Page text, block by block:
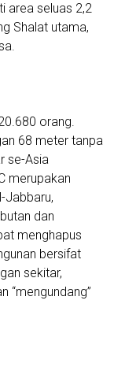
area seluas 2,2
Shalat utama,
orang.
68 meter tanpa
se-Asia
merupakan
Jabbaru,
dan
menghapus
bersifat
sekitar,
“mengundang”